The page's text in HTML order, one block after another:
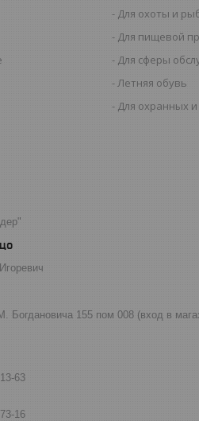
Для охоты и
Для пищевой
Для сферы
Летняя обувь
Для охранных и
Богдановича 155 пом 008 (вход в
63
16